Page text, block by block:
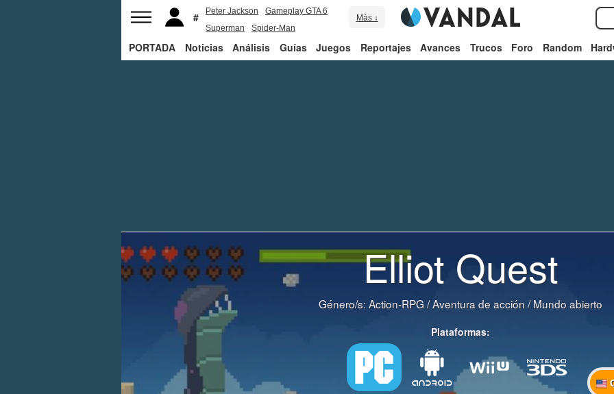
Peter Jackson
Gameplay GTA 6
Superman
Spider-Man
Más ↓
PORTADA Noticias Análisis Guías Juegos Reportajes Avances Trucos Foro Random
Elliot Quest
Género/s:Action-RPG/Aventura de acción/Mundo abierto
Plataformas: